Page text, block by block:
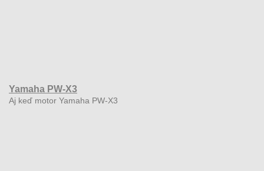
Yamaha PW-X3
Aj keď motor Yamaha PW-X3